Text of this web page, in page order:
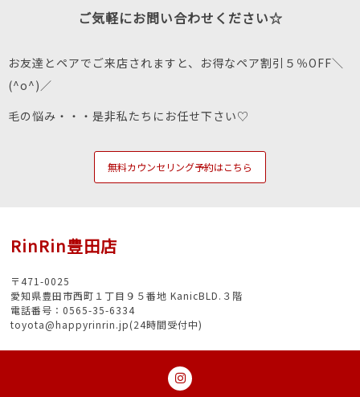
ご気軽にお問い合わせください☆
お友達とペアでご来店されますと、お得なペア割引５％OFF＼
(^o^)／
毛の悩み・・・是非私たちにお任せ下さい♡
無料カウンセリング予約はこちら
RinRin豊田店
〒471-0025
愛知県豊田市西町１丁目９５番地 KanicBLD.３階
電話番号：0565-35-6334
toyota@happyrinrin.jp(24時間受付中)